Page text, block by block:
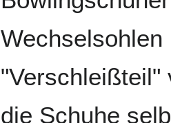
"Verschleißteil"
die Schuhe